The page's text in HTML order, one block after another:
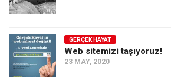
GERÇEK HAYAT
Web sitemizi taşıyoruz!
23 MAY, 2020